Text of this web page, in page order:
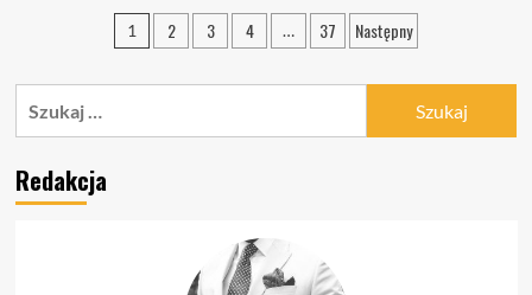
Szklane
tablice
Stronicowanie
wpisów
1 2 3 4 … 37 Następny
Redakcja